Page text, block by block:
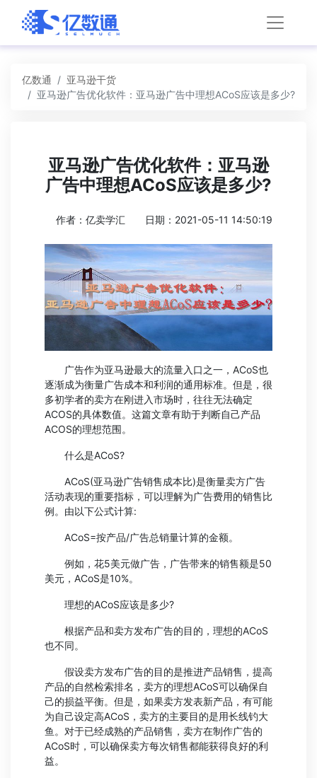
亿数通
亚马逊干货
亚马逊广告优化软件：亚马逊广告中理想ACoS应该是多少?
亚马逊广告优化软件：亚马逊
广告中理想ACoS应该是多少?
作者：亿卖学汇 日期：2021-05-11 14:50:19
广告作为亚马逊最大的流量入口之一，ACoS也
逐渐成为衡量广告成本和利润的通用标准。但是，很
多初学者的卖方在刚进入市场时，往往无法确定
ACOS的具体数值。这篇文章有助于判断自己产品
ACOS的理想范围。
什么是ACoS?
ACoS(亚马逊广告销售成本比)是衡量卖方广告
活动表现的重要指标，可以理解为广告费用的销售比
例。由以下公式计算:
ACoS=按产品/广告总销量计算的金额。
例如，花5美元做广告，广告带来的销售额是50
美元，ACoS是10%。
理想的ACoS应该是多少?
根据产品和卖方发布广告的目的，理想的ACoS
也不同。
假设卖方发布广告的目的是推进产品销售，提高
产品的自然检索排名，卖方的理想ACoS可以确保自
己的损益平衡。但是，如果卖方发表新产品，有可能
为自己设定高ACoS，卖方的主要目的是用长线钓大
鱼。对于已经成熟的产品销售，卖方在制作广告的
ACoS时，可以确保卖方每次销售都能获得良好的利
益。